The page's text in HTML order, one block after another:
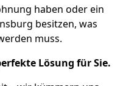
haben oder ein
besitzen, was
muss.
Lösung für Sie.